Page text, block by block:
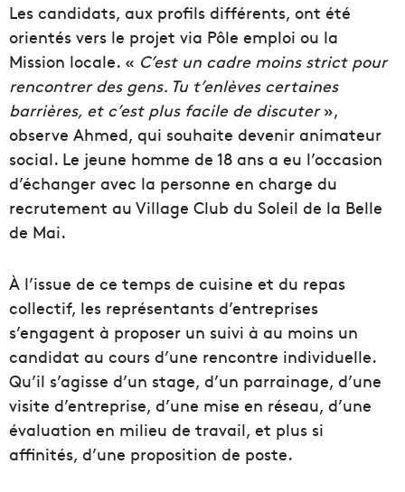
Les candidats, aux profils différents, ont été
orientés vers le projet via Pôle emploi ou la
Mission locale. « C’est un cadre moins strict pour
rencontrer des gens. Tu t’enlèves certaines
barrières, et c’est plus facile de discuter»,
observe Ahmed, qui souhaite devenir animateur
social. Le jeune homme de 18 ans a eu l’occasion
d’échanger avec la personne en charge du
recrutement au Village Club du Soleil de la Belle
de Mai.
À l’issue de ce temps de cuisine et du repas
collectif, les représentants d’entreprises
s’engagent à proposer un suivi à au moins un
candidat au cours d’une rencontre individuelle.
Qu’il s’agisse d’un stage, d’un parrainage, d’une
visite d’entreprise, d’une mise en réseau, d’une
évaluation en milieu de travail, et plus si
affinités, d’une proposition de poste.